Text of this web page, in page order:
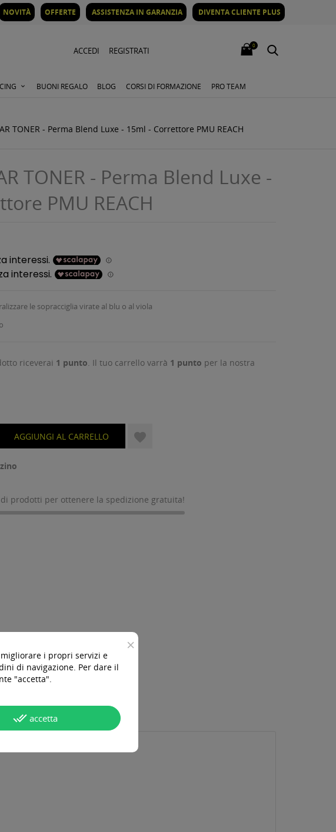
NOVITÀ OFFERTE ASSISTENZA IN GARANZIA DIVENTA CLIENTE PLUS
ACCEDI REGISTRATI
0
BUONI REGALO BLOG CORSI DI FORMAZIONE PRO TEAM
TONER - Perma Blend Luxe - 15ml - Correttore PMU REACH
TONER - Perma Blend Luxe -
PMU REACH
le sopracciglia virate al blu o al viola
riceverai 1 punto. Il tuo carrello varrà 1 punto per la nostra
AGGIUNGI AL CARRELLO 
di prodotti per ottenere la spedizione gratuita!
×
i propri servizi e
di navigazione. Per dare il
"accetta".
done_all accetta